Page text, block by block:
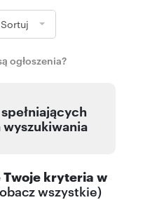
Sortuj
ogłoszenia?
Twoje kryteria w
wszystkie)